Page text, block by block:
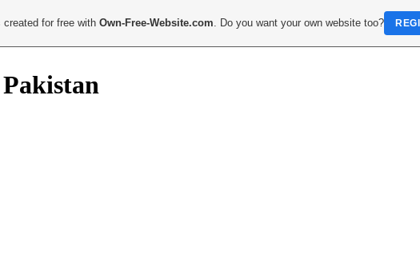
created for free withOwn-Free-Website.com. Do you want your own website too?